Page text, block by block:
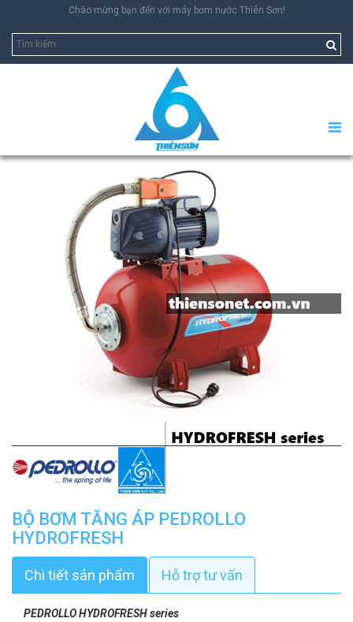
Chào mừng bạn đến với máy bơm nước Thiên Sơn!
BỘ BƠM TĂNG ÁP PEDROLLO
HYDROFRESH
Chi tiết sản phẩm Hỗ trợ tư vấn
PEDROLLO HYDROFRESH​​ series